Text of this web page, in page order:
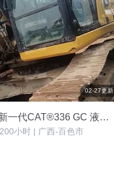
02-27更新
卡特彼勒新一代CAT®336 GC 液压挖掘机
小时 | 广西-百色市